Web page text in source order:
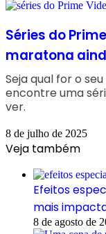
Séries do
maratona
Seja qual for o
encontre uma
ver.
8 de julho de 2025
Veja também
Efeitos
mais
8 de agosto de